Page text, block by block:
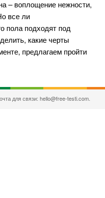
– воплощение нежности,
все ли
пола подходят под
какие черты
предлагаем пройти
для связи: hello@free-testi.com.